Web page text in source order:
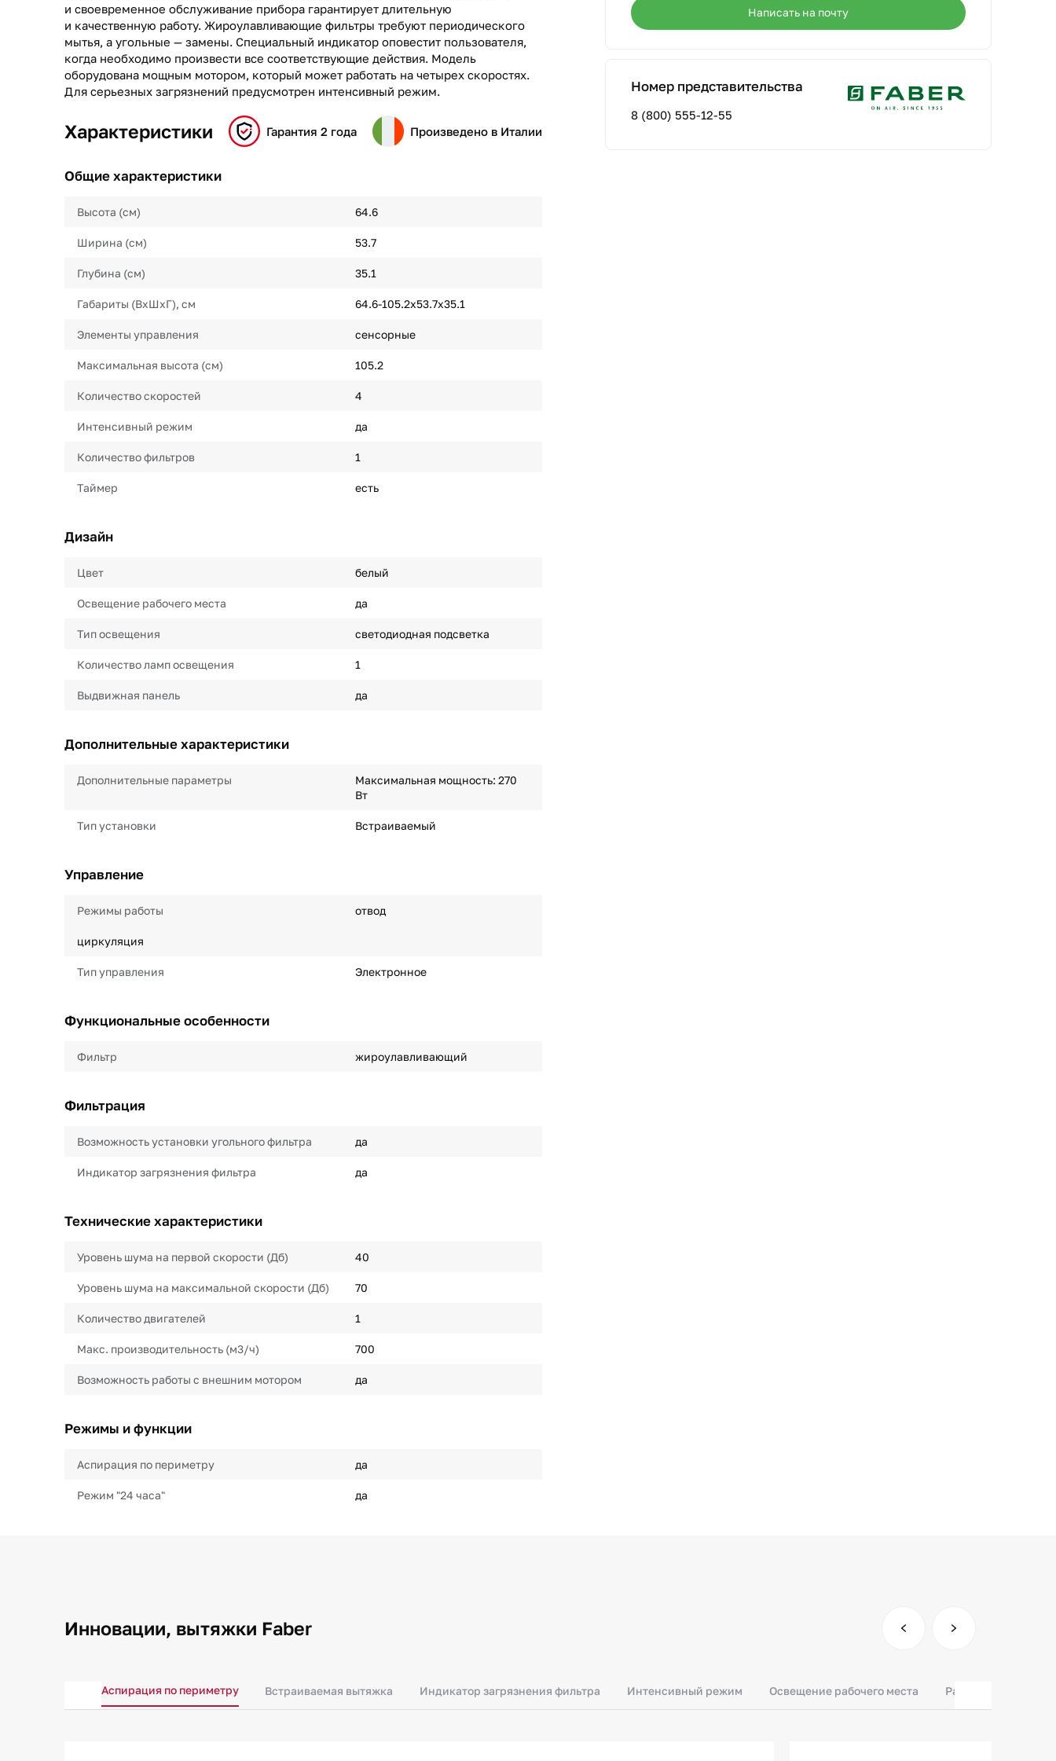
и своевременное обслуживание прибора гарантирует длительную
и качественную работу. Жироулавливающие фильтры требуют периодического
мытья, а угольные — замены. Специальный индикатор оповестит пользователя,
когда необходимо произвести все соответствующие действия. Модель
оборудована мощным мотором, который может работать на четырех скоростях.
Для серьезных загрязнений предусмотрен интенсивный режим.
Характеристики Гарантия 2 года Произведено в Италии
Общие характеристики
Высота (см) 64.6
Ширина (см) 53.7
Глубина (см) 35.1
Габариты (ВхШхГ), см 64.6-105.2x53.7x35.1
Элементы управления сенсорные
Максимальная высота (см) 105.2
Количество скоростей 4
Интенсивный режим да
Количество фильтров 1
Таймер есть
Дизайн
Цвет белый
Освещение рабочего места да
Тип освещения светодиодная подсветка
Количество ламп освещения 1
Выдвижная панель да
Дополнительные характеристики
Дополнительные параметры
Максимальная мощность: 270
Вт
Тип установки Встраиваемый
Управление
Режимы работы отвод
циркуляция
Тип управления Электронное
Функциональные особенности
Фильтр жироулавливающий
Фильтрация
Возможность установки угольного фильтра да
Индикатор загрязнения фильтра да
Технические характеристики
Уровень шума на первой скорости (Дб) 40
Уровень шума на максимальной скорости (Дб) 70
Количество двигателей 1
Макс. производительность (м3/ч) 700
Возможность работы с внешним мотором да
Режимы и функции
Аспирация по периметру да
Режим "24 часа" да
Написать на почту
Номер представительства
8 (800) 555-12-55
Инновации, вытяжки Faber
Аспирация по периметру Встраиваемая вытяжка Индикатор загрязнения фильтра Интенсивный режим Освещение рабочего места Работа в режимах